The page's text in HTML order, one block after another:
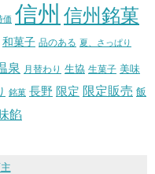
価 信州 信州銘菓
和菓子 品のある 夏、さっぱり
泉 月替わり 生協 生菓子 美味
銘菓 長野 限定 限定販売 飯
餡